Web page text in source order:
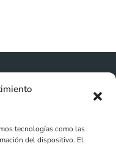
tecnologías como las
del dispositivo. El